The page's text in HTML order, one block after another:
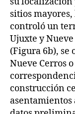
sitios
controló un
Ujuxte y
(Figura 6b), se
Nueve Cerros
construcción
asentamientos